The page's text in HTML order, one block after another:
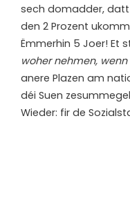
sech domadder, datt
den 2 Prozent
Ëmmerhin 5 Joer! Et
woher nehmen,
anere Plazen am
déi Suen
Wieder: fir de